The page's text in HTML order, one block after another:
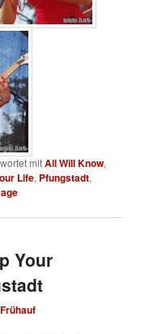
mitAll Will Know,
Life, Pfungstadt,
Your